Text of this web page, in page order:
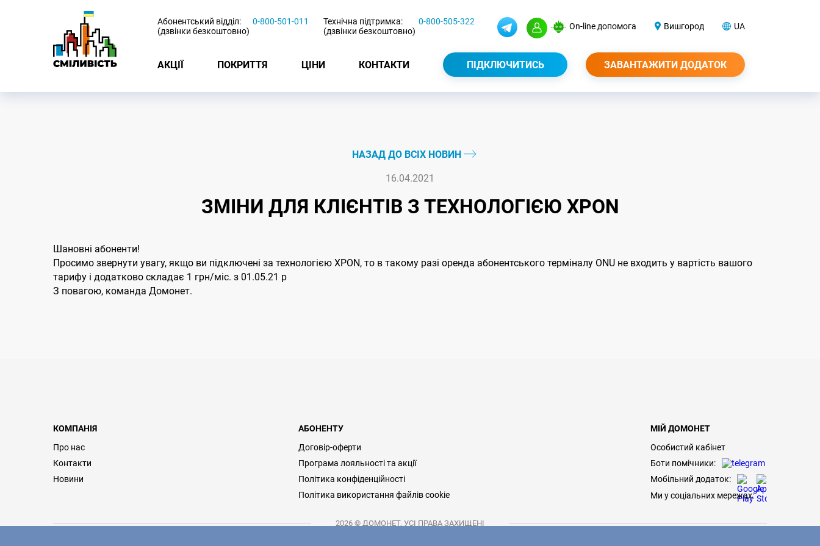
Абонентський відділ:
(дзвінки безкоштовно)
0-800-501-011
Технічна підтримка:
(дзвінки безкоштовно)
0-800-505-322 On-line допомога Вишгород UA
АКЦІЇ ПОКРИТТЯ ЦІНИ КОНТАКТИ ПІДКЛЮЧИТИСЬ ЗАВАНТАЖИТИ ДОДАТОК
НАЗАД ДО ВСІХ НОВИН
16.04.2021
ЗМIНИ ДЛЯ КЛIЄНТIВ З ТЕХНОЛОГIЄЮ XPON
Шановнi абоненти!
Просимо звернути увагу, якщо ви пiдключенi за технологiєю ХPON, то в такому разі оренда абонентського терміналу ONU не входить у вартiсть вашого
тарифу і додатково складає 1 грн/мiс. з 01.05.21 р
З повагою, команда Домонет.
КОМПАНІЯ
Про нас
Контакти
Новини
АБОНЕНТУ
Договір-оферти
Програма лояльності та акції
Політика конфіденційності
Політика використання файлів cookie
МІЙ ДОМОНЕТ
Особистий кабінет
Боти помічники:
Мобільний додаток:
Ми у соціальних мережах:
2026 © ДОМОНЕТ, УСІ ПРАВА ЗАХИЩЕНІ